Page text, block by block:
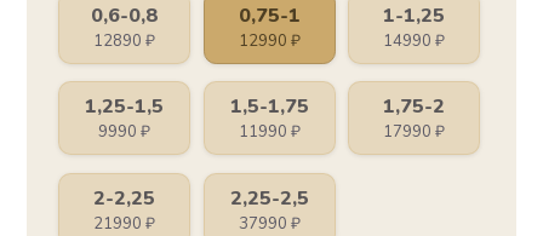
0,6-0,8
12890 ₽
0,75-1
12990 ₽
1-1,25
14990₽
1,25-1,5
9990 ₽
1,5-1,75
11990 ₽
1,75-2
17990₽
2-2,25
21990 ₽
2,25-2,5
37990 ₽